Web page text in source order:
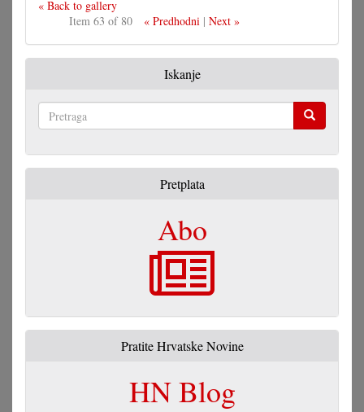
« Back to gallery
Item 63 of 80
« Predhodni| Next »
Iskanje
Pretplata
Abo
Pratite Hrvatske Novine
HN Blog